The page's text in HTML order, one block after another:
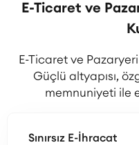
E-Ticaret ve
E-Ticaret ve
Güçlü altyapısı,
memnuniyeti ile
Sınırsız E-İhracat